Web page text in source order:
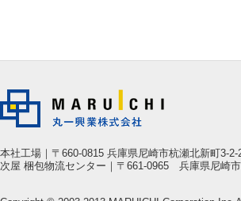
本社工場｜〒660-0815 兵庫県尼崎市杭瀬北新町3-2-
次屋 梱包物流センター｜〒661-0965 兵庫県尼崎